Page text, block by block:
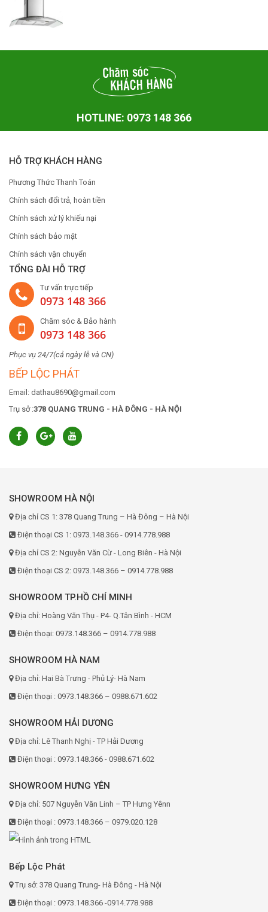
HOTLINE: 0973 148 366
HỖ TRỢ KHÁCH HÀNG
Phương Thức Thanh Toán
Chính sách đổi trả, hoàn tiền
Chính sách xử lý khiếu nại
Chính sách bảo mật
Chính sách vận chuyển
TỔNG ĐÀI HỖ TRỢ
Tư vấn trực tiếp
0973 148 366
Chăm sóc & Bảo hành
0973 148 366
Phục vụ 24/7(cả ngày lễ và CN)
BẾP LỘC PHÁT
Email: dathau8690@gmail.com
Trụ sở :378 QUANG TRUNG - HÀ ĐÔNG - HÀ NỘI
SHOWROOM HÀ NỘI
Địa chỉ CS 1: 378 Quang Trung – Hà Đông – Hà Nội
Điện thoại CS 1: 0973.148.366 - 0914.778.988
Địa chỉ CS 2: Nguyễn Văn Cừ - Long Biên - Hà Nội
Điện thoại CS 2: 0973.148.366 – 0914.778.988
SHOWROOM TP.HỒ CHÍ MINH
Địa chỉ: Hoàng Văn Thụ - P4- Q.Tân Bình - HCM
Điện thoại: 0973.148.366 – 0914.778.988
SHOWROOM HÀ NAM
Địa chỉ: Hai Bà Trưng - Phủ Lý- Hà Nam
Điện thoại : 0973.148.366 – 0988.671.602
SHOWROOM HẢI DƯƠNG
Địa chỉ: Lê Thanh Nghị - TP Hải Dương
Điện thoại : 0973.148.366 - 0988.671.602
SHOWROOM HƯNG YÊN
Địa chỉ: 507 Nguyễn Văn Linh – TP Hưng Yênn
Điện thoại : 0973.148.366 – 0979.020.128
Bếp Lộc Phát
Trụ sở: 378 Quang Trung- Hà Đông - Hà Nội
Điện thoại : 0973.148.366 -0914.778.988